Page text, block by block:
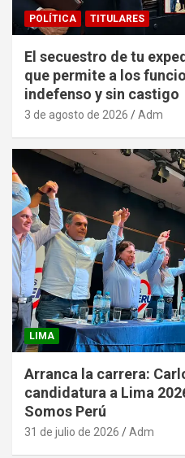
POLÍTICA TITULARES
El secuestro de tu
que permite a los
indefenso y sin castigo
3 de agosto de 2026 Adm
LIMA
Arranca la carrera:
candidatura a Lima
Somos Perú
31 de julio de 2026 Adm